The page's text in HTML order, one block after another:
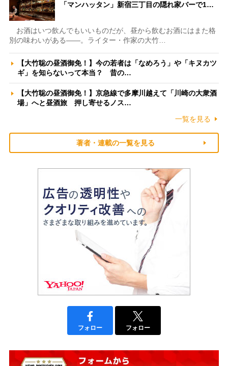
「マンハッタン」新宿三丁目の隠れ家バーで1…
お酒はいつ飲んでもいいものだが、昼から飲むお酒にはまた格
別の味わいがある――。ライター・作家の大竹…
【大竹聡の昼酒御免！】今の若者は「なめろう」や「キヌカツ
ギ」を知らないって本当？ 昔の…
【大竹聡の昼酒御免！】京急線で多摩川越えて「川崎の大衆酒
場」へと昼酒旅 押し寄せるノス…
一覧を見る
著者・連載の一覧を見る
フォロー フォロー